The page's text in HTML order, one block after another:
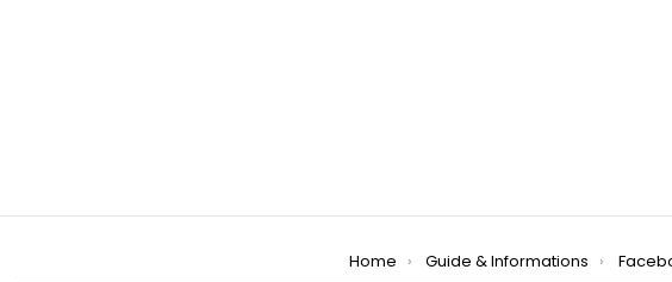
You are here:
Home Guide & Informations